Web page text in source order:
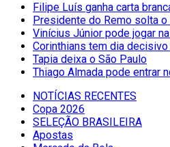
Filipe Luís ganha carta
Presidente do Remo solta o
Vinícius Júnior pode jogar na
Corinthians tem dia decisivo
Tapia deixa o São Paulo
Thiago Almada pode entrar
NOTÍCIAS RECENTES
Copa 2026
SELEÇÃO BRASILEIRA
Apostas